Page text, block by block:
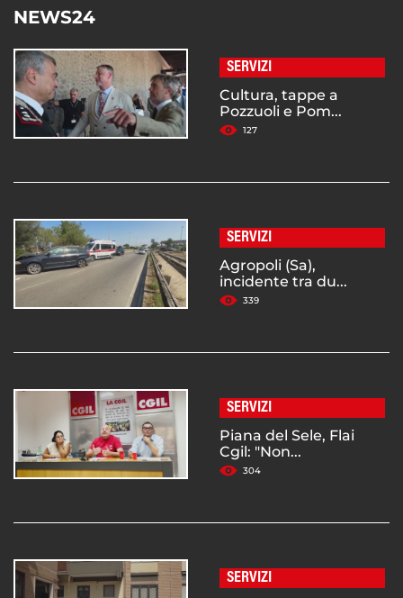
NEWS24
SERVIZI
Cultura, tappe a
Pozzuoli e Pom...
127
SERVIZI
Agropoli (Sa),
incidente tra du...
339
SERVIZI
Piana del Sele, Flai
Cgil: "Non...
304
SERVIZI